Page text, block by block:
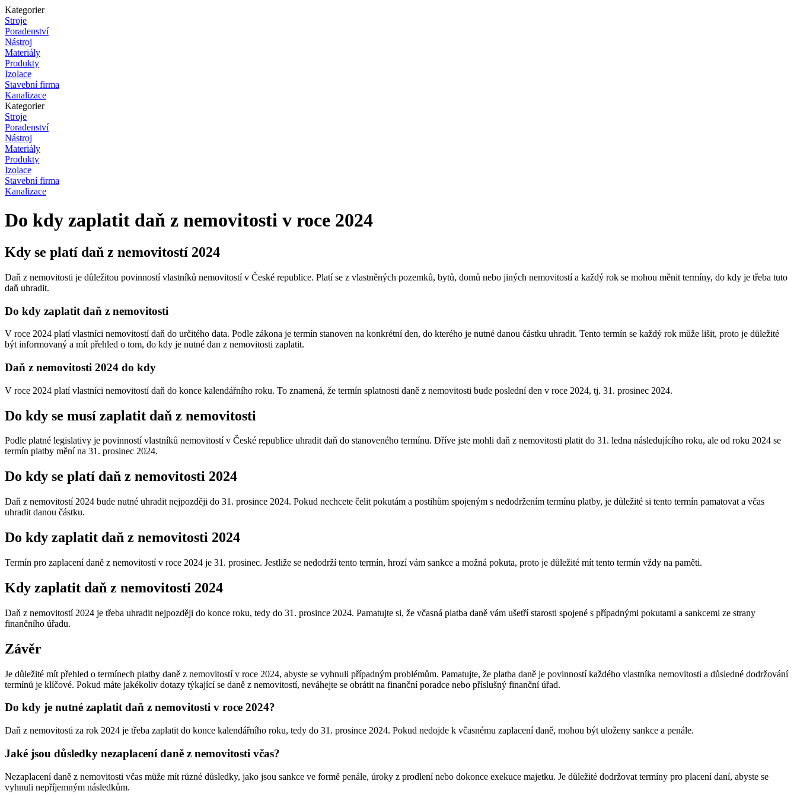
Kategorier
Stroje
Poradenství
Nástroj
Materiály
Produkty
Izolace
Stavební firma
Kanalizace
Kategorier
Stroje
Poradenství
Nástroj
Materiály
Produkty
Izolace
Stavební firma
Kanalizace
Do kdy zaplatit daň z nemovitosti v roce 2024
Kdy se platí daň z nemovitostí 2024
Daň z nemovitosti je důležitou povinností vlastníků nemovitostí v České republice. Platí se z vlastněných pozemků, bytů, domů nebo jiných nemovitostí a každý rok se mohou měnit termíny, do kdy je třeba tuto
daň uhradit.
Do kdy zaplatit daň z nemovitosti
V roce 2024 platí vlastníci nemovitostí daň do určitého data. Podle zákona je termín stanoven na konkrétní den, do kterého je nutné danou částku uhradit. Tento termín se každý rok může lišit, proto je důležité
být informovaný a mít přehled o tom, do kdy je nutné dan z nemovitosti zaplatit.
Daň z nemovitosti 2024 do kdy
V roce 2024 platí vlastníci nemovitostí daň do konce kalendářního roku. To znamená, že termín splatnosti daně z nemovitosti bude poslední den v roce 2024, tj. 31. prosinec 2024.
Do kdy se musí zaplatit daň z nemovitosti
Podle platné legislativy je povinností vlastníků nemovitostí v České republice uhradit daň do stanoveného termínu. Dříve jste mohli daň z nemovitosti platit do 31. ledna následujícího roku, ale od roku 2024 se
termín platby mění na 31. prosinec 2024.
Do kdy se platí daň z nemovitosti 2024
Daň z nemovitostí 2024 bude nutné uhradit nejpozději do 31. prosince 2024. Pokud nechcete čelit pokutám a postihům spojeným s nedodržením termínu platby, je důležité si tento termín pamatovat a včas
uhradit danou částku.
Do kdy zaplatit daň z nemovitosti 2024
Termín pro zaplacení daně z nemovitostí v roce 2024 je 31. prosinec. Jestliže se nedodrží tento termín, hrozí vám sankce a možná pokuta, proto je důležité mít tento termín vždy na paměti.
Kdy zaplatit daň z nemovitosti 2024
Daň z nemovitostí 2024 je třeba uhradit nejpozději do konce roku, tedy do 31. prosince 2024. Pamatujte si, že včasná platba daně vám ušetří starosti spojené s případnými pokutami a sankcemi ze strany
finančního úřadu.
Závěr
Je důležité mít přehled o termínech platby daně z nemovitostí v roce 2024, abyste se vyhnuli případným problémům. Pamatujte, že platba daně je povinností každého vlastníka nemovitosti a důsledné dodržování
termínů je klíčové. Pokud máte jakékoliv dotazy týkající se daně z nemovitostí, neváhejte se obrátit na finanční poradce nebo příslušný finanční úřad.
Do kdy je nutné zaplatit daň z nemovitosti v roce 2024?
Daň z nemovitosti za rok 2024 je třeba zaplatit do konce kalendářního roku, tedy do 31. prosince 2024. Pokud nedojde k včasnému zaplacení daně, mohou být uloženy sankce a penále.
Jaké jsou důsledky nezaplacení daně z nemovitosti včas?
Nezaplacení daně z nemovitosti včas může mít různé důsledky, jako jsou sankce ve formě penále, úroky z prodlení nebo dokonce exekuce majetku. Je důležité dodržovat termíny pro placení daní, abyste se
vyhnuli nepříjemným následkům.